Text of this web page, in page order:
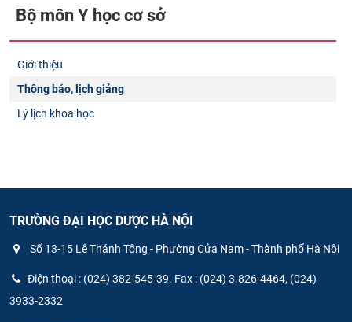
Bộ môn Y học cơ sở​
Giới thiệu
Thông báo, lịch giảng
Lý lịch khoa học
TRƯỜNG ĐẠI HỌC DƯỢC HÀ NỘI
Số 13-15 Lê Thánh Tông - Phường Cửa Nam - Thành phố Hà Nội
Điện thoại : (024) 382-545-39. Fax : (024) 3.826-4464, (024)
3933-2332